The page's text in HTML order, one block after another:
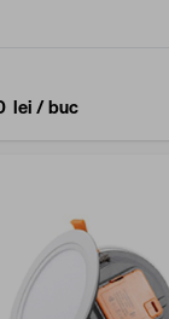
lei/ buc